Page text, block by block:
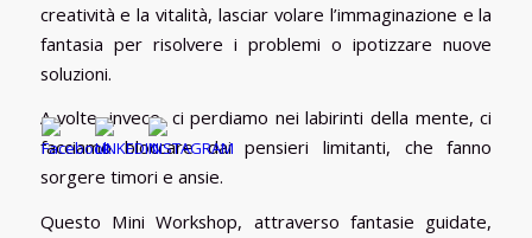
creatività e la vitalità, lasciar volare l’immaginazione e la
fantasia per risolvere i problemi o ipotizzare nuove
soluzioni.
A volte, invece, ci perdiamo nei labirinti della mente, ci
facciamo bloccare dai pensieri limitanti, che fanno
sorgere timori e ansie.
Questo Mini Workshop, attraverso fantasie guidate,